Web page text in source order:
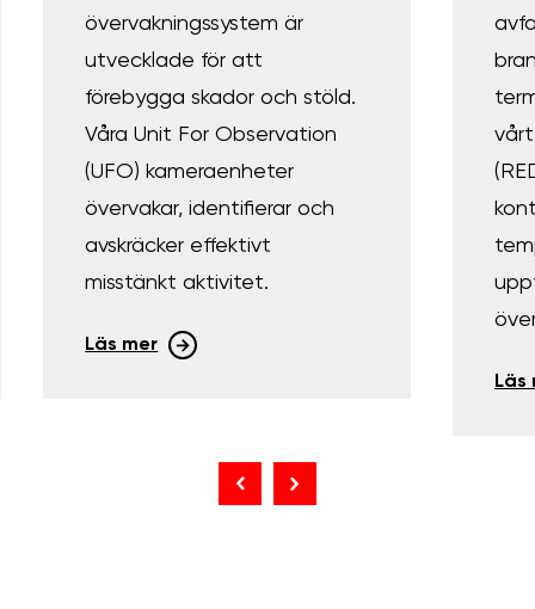
övervakningssystem är
utvecklade för att
förebygga skador och stöld.
Våra Unit For Observation
(UFO) kameraenheter
övervakar, identifierar och
avskräcker effektivt
misstänkt aktivitet.
Läs mer
Läs